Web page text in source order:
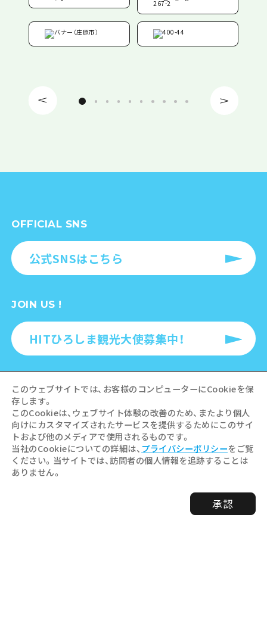
広島平和記念資料館のお盆期間中の「予約入館」等の試
OFFICIAL SNS
公式SNSはこちら
JOIN US !
HITひろしま観光大使募集中！
LINK
事業者・学校関係者の皆さま
プライバシーポリシー
このウェブサイトでは、お客様のコンピューターにCookieを保
存します。
このCookieは、ウェブサイト体験の改善のため、またより個人
向けにカスタマイズされたサービスを提供するためにこのサイ
トおよび他のメディアで使用されるものです。
当社のCookieについての詳細は、 プライバシーポリシーをご覧
ください。当サイトでは、訪問者の個人情報を追跡することは
ありません。
承認